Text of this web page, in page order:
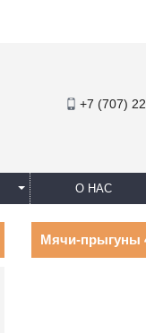
+7 (707)
О НАС
Мячи-прыгуны